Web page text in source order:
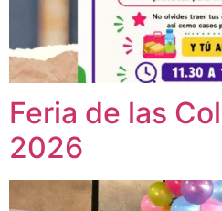
Feria de las
2026